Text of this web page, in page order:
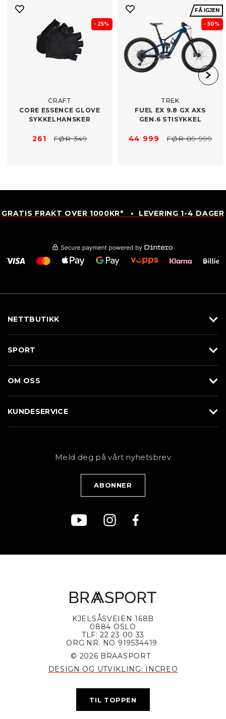
- 25%
CRAFT
CORE ESSENCE GLOVE
SYKKELHANSKER
261 FØR 349
FÅ IGJEN
- 50%
TREK
FUEL EX 9.8 GX AXS
GEN.6 STISYKKEL
44 999 FØR 89 999
GRATIS FRAKT OVER 1000KR* • LEVERING 1-4 DAGER
NETTBUTIKK
Sko
Merkevarer
SPORT
Løp
Sykkel
OM OSS
KUNDESERVICE
PersonvernerklæringMeld deg på vårt nyhetsbrev
KJELSÅSVEIEN 168B
0884 OSLO
TLF: 22 23 00 33
ORG.NR. NO 919534419
© 2026 BRAASPORT
DESIGN OG UTVIKLING: INCREO
TIL TOPPEN